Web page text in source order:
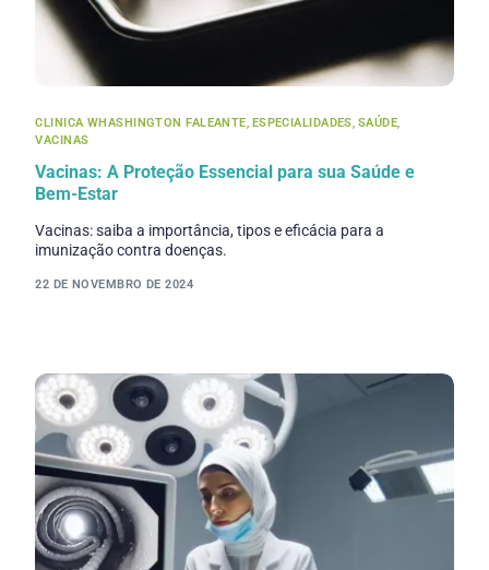
CLINICA WHASHINGTON FALEANTE, ESPECIALIDADES, SAÚDE,
VACINAS
Vacinas: A Proteção Essencial para sua Saúde e
Bem-Estar
Vacinas: saiba a importância, tipos e eficácia para a
imunização contra doenças.
22 DE NOVEMBRO DE 2024